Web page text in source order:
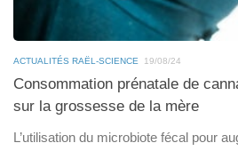
ACTUALITÉS RAËL-SCIENCE 19/08/24
Consommation prénatale de
sur la grossesse de la mère
L’utilisation du microbiote fécal pour